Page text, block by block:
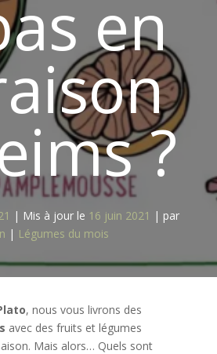
en
?
| Mis à jour le 16 juin 2021 | par
| Légumes du mois
, nous vous livrons des
avec des fruits et légumes
Mais alors… Quels sont